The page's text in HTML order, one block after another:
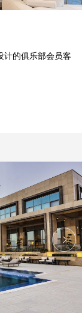
计的俱乐部会员客